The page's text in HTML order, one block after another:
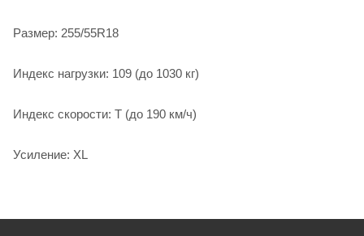
Размер: 255/55R18
Индекс нагрузки: 109 (до 1030 кг)
Индекс скорости: T (до 190 км/ч)
Усиление: XL